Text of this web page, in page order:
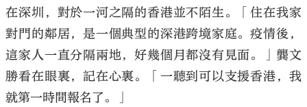
在深圳，對於一河之隔的香港並不陌生。「住在我家
對門的鄰居，是一個典型的深港跨境家庭。疫情後，
這家人一直分隔兩地，好幾個月都沒有見面。」龔文
勝看在眼裏，記在心裏。「一聽到可以支援香港，我
就第一時間報名了。」